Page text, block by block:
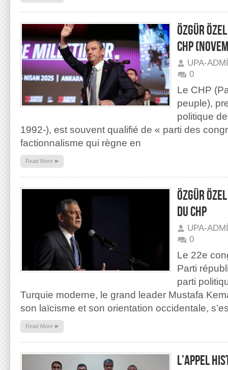
ÖZGÜR
CHP
UPA-
0
Le CHP
peuple),
politique
1992-), est souvent qualifié de « parti des
factionnalisme qui règne en
Read More »
Özgür
du CHP
UPA-
0
Le 22e
Parti
parti
Turquie moderne, le grand leader Mustafa
son laïcisme et son orientation occidentale,
Read More »
L’APPEL